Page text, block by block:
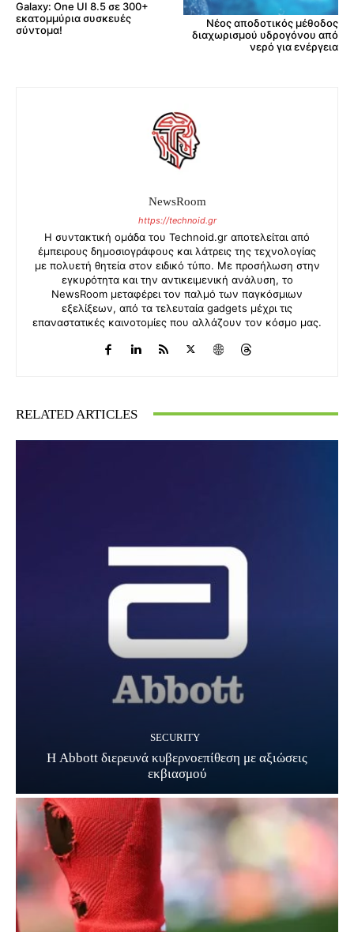
Galaxy: One UI 8.5 σε 300+
εκατομμύρια συσκευές
σύντομα!
Νέος αποδοτικός μέθοδος
διαχωρισμού υδρογόνου από
νερό για ενέργεια
NewsRoom
https://technoid.gr
Η συντακτική ομάδα του Technoid.gr αποτελείται από
έμπειρους δημοσιογράφους και λάτρεις της τεχνολογίας
με πολυετή θητεία στον ειδικό τύπο. Με προσήλωση στην
εγκυρότητα και την αντικειμενική ανάλυση, το
NewsRoom μεταφέρει τον παλμό των παγκόσμιων
εξελίξεων, από τα τελευταία gadgets μέχρι τις
επαναστατικές καινοτομίες που αλλάζουν τον κόσμο μας.
RELATED ARTICLES
SECURITY
Η Abbott διερευνά κυβερνοεπίθεση με αξιώσεις
εκβιασμού